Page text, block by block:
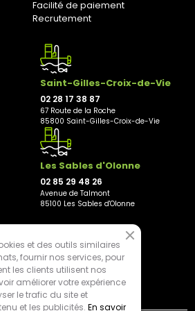
Facilité de paiement
Recrutement
Saint-Gilles-Croix-de-Vie
02 28 17 38 87
67 Route de la Roche
85800 Saint-Gilles-Croix-de-Vie
Les Sables d'Olonne
02 85 29 48 26
Avenue de Talmont
85100 Les Sables d'Olonne
et des outils similaires
fournir nos services, pour
les clients utilisent nos
améliorer votre expérience
le trafic du site et
et les publicités. En savoir